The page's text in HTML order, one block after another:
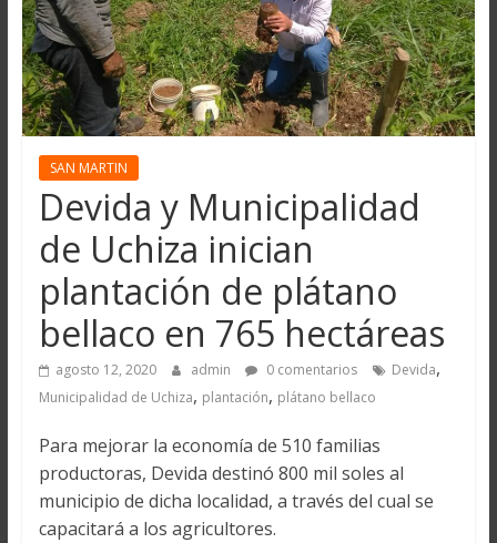
SAN MARTIN
Devida y Municipalidad
de Uchiza inician
plantación de plátano
bellaco en 765 hectáreas
agosto 12, 2020 admin 0 comentarios Devida,
Municipalidad de Uchiza, plantación, plátano bellaco
Para mejorar la economía de 510 familias
productoras, Devida destinó 800 mil soles al
municipio de dicha localidad, a través del cual se
capacitará a los agricultores.